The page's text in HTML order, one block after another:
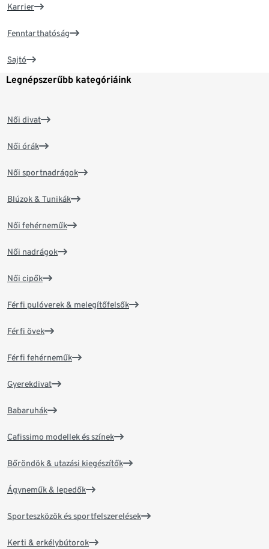
Karrier
Fenntarthatóság
Sajtó
Legnépszerűbb kategóriáink
Női divat
Női órák
Női sportnadrágok
Blúzok & Tunikák
Női fehérneműk
Női nadrágok
Női cipők
Férfi pulóverek & melegítőfelsők
Férfi övek
Férfi fehérneműk
Gyerekdivat
Babaruhák
Cafissimo modellek és színek
Bőröndök & utazási kiegészítők
Ágyneműk & lepedők
Sporteszközök és sportfelszerelések
Kerti & erkélybútorok